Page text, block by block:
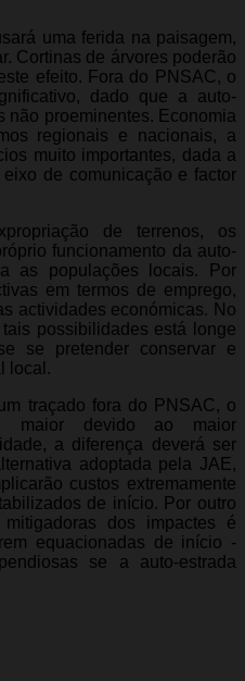
uma ferida na paisagem,
Cortinas de árvores poderão
efeito. Fora do PNSAC, o
dado que a auto-
não proeminentes. Economia
regionais e nacionais, a
muito importantes, dada a
de comunicação e factor
de terrenos, os
funcionamento da auto-
as populações locais. Por
em termos de emprego,
actividades económicas. No
possibilidades está longe
se pretender conservar e
local.
traçado fora do PNSAC, o
maior devido ao maior
a diferença deverá ser
adoptada pela JAE,
custos extremamente
de início. Por outro
dos impactes é
equacionadas de início -
se a auto-estrada